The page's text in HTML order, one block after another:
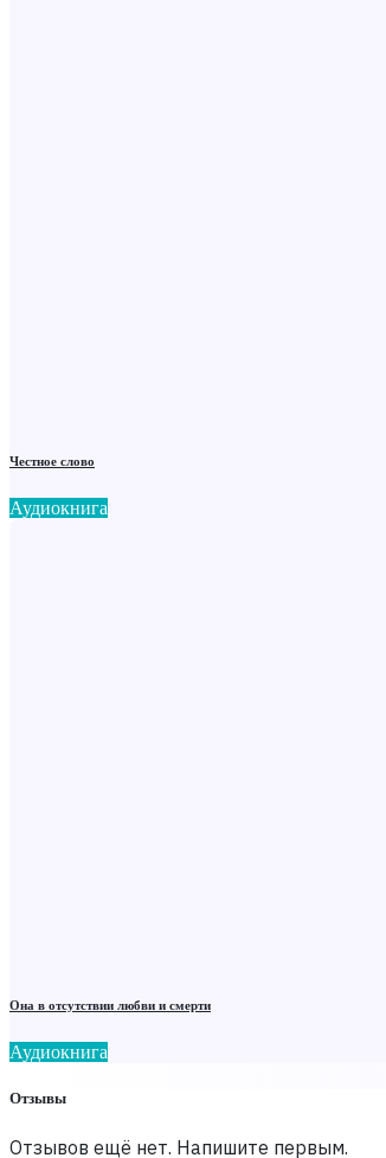
Честное слово
Аудиокнига
Она в отсутствии любви и смерти
Аудиокнига
Отзывы
Отзывов ещё нет. Напишите первым.